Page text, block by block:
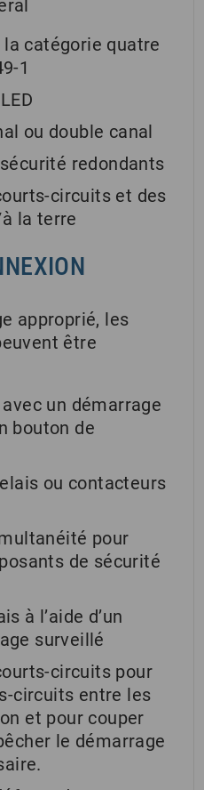
la catégorie quatre
1
ou double canal
redondants
circuits et des
la terre
approprié, les
être
un démarrage
bouton de
ou contacteurs
pour
de sécurité
à l’aide d’un
surveillé
circuits pour
circuits entre les
et pour couper
le démarrage